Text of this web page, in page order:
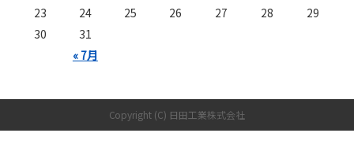
« 7月
23
24 25 26 27 28
29
30
31
Copyright (C) 日田工業株式会社